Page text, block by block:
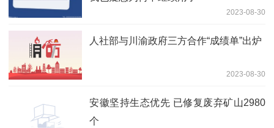
2023-08-30
人社部与川渝政府三方合作“成绩单”出炉
2023-08-30
安徽坚持生态优先 已修复废弃矿山2980
个